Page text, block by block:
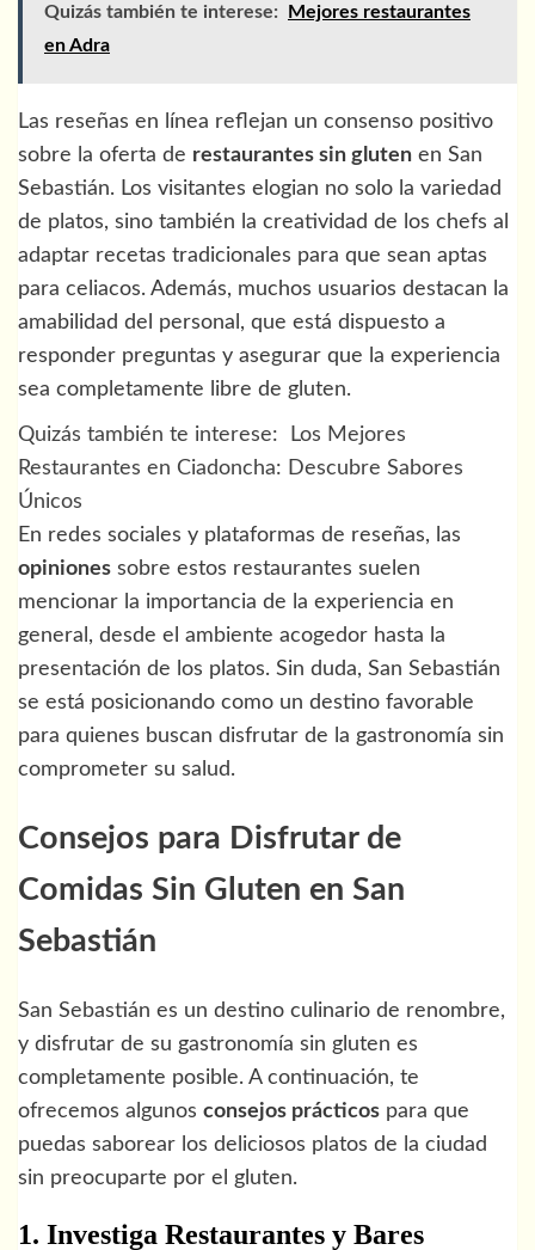
Quizás también te interese:
Mejores restaurantes
en Adra
Las reseñas en línea reflejan un consenso positivo
sobre la oferta de restaurantes sin gluten en San
Sebastián. Los visitantes elogian no solo la variedad
de platos, sino también la creatividad de los chefs al
adaptar recetas tradicionales para que sean aptas
para celiacos. Además, muchos usuarios destacan la
amabilidad del personal, que está dispuesto a
responder preguntas y asegurar que la experiencia
sea completamente libre de gluten.
Quizás también te interese:
Los Mejores
Restaurantes en Ciadoncha: Descubre Sabores
Únicos
En redes sociales y plataformas de reseñas, las
opiniones sobre estos restaurantes suelen
mencionar la importancia de la experiencia en
general, desde el ambiente acogedor hasta la
presentación de los platos. Sin duda, San Sebastián
se está posicionando como un destino favorable
para quienes buscan disfrutar de la gastronomía sin
comprometer su salud.
Consejos para Disfrutar de
Comidas Sin Gluten en San
Sebastián
San Sebastián es un destino culinario de renombre,
y disfrutar de su gastronomía sin gluten es
completamente posible. A continuación, te
ofrecemos algunos consejos prácticos para que
puedas saborear los deliciosos platos de la ciudad
sin preocuparte por el gluten.
1. Investiga Restaurantes y Bares